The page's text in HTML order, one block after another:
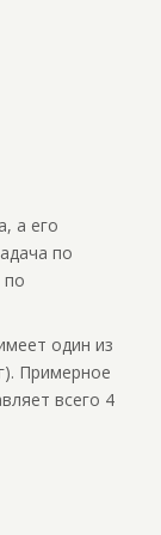
а его
по
по
один из
Примерное
всего 4